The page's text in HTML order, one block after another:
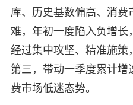
库、历史基数偏高、消费
难，年初一度陷入负增长
经过集中攻坚、精准施策
第三，带动一季度累计增
费市场低迷态势。